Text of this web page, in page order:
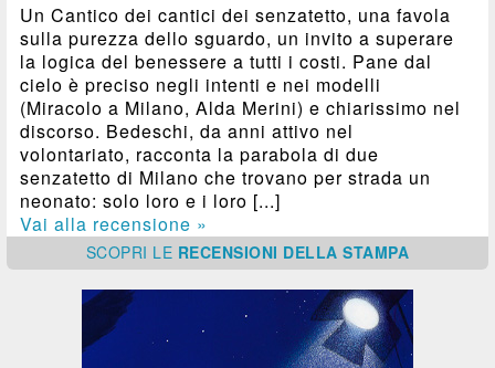
Un Cantico dei cantici dei senzatetto, una favola
sulla purezza dello sguardo, un invito a superare
la logica del benessere a tutti i costi. Pane dal
cielo è preciso negli intenti e nei modelli
(Miracolo a Milano, Alda Merini) e chiarissimo nel
discorso. Bedeschi, da anni attivo nel
volontariato, racconta la parabola di due
senzatetto di Milano che trovano per strada un
neonato: solo loro e i loro [...]
Vai alla recensione »
SCOPRI LE RECENSIONI DELLA STAMPA